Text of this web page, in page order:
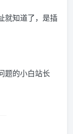
就知道了，是插
题的小白站长